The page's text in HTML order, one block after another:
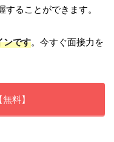
ることができます。
ンです。今すぐ面接力を
料】